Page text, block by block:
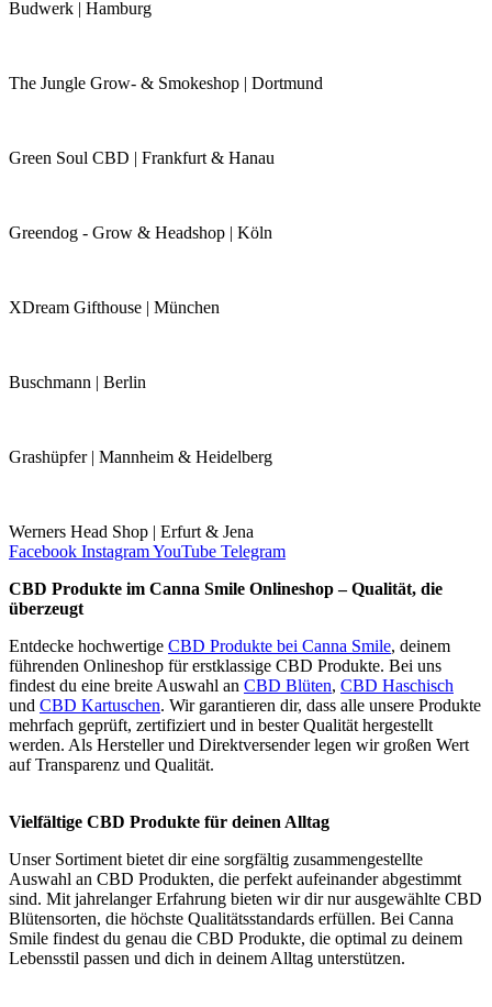
Budwerk | Hamburg
The Jungle Grow- & Smokeshop | Dortmund
Green Soul CBD | Frankfurt & Hanau
Greendog - Grow & Headshop | Köln
XDream Gifthouse | München
Buschmann | Berlin
Grashüpfer | Mannheim & Heidelberg
Werners Head Shop | Erfurt & Jena
Facebook InstagramYouTube Telegram
CBD Produkte im Canna Smile Onlineshop – Qualität, die
überzeugt
Entdecke hochwertige CBD Produkte bei Canna Smile, deinem
führenden Onlineshop für erstklassige CBD Produkte. Bei uns
findest du eine breite Auswahl an CBD Blüten, CBD Haschisch
und CBD Kartuschen. Wir garantieren dir, dass alle unsere Produkte
mehrfach geprüft, zertifiziert und in bester Qualität hergestellt
werden. Als Hersteller und Direktversender legen wir großen Wert
auf Transparenz und Qualität.
Vielfältige CBD Produkte für deinen Alltag
Unser Sortiment bietet dir eine sorgfältig zusammengestellte
Auswahl an CBD Produkten, die perfekt aufeinander abgestimmt
sind. Mit jahrelanger Erfahrung bieten wir dir nur ausgewählte CBD
Blütensorten, die höchste Qualitätsstandards erfüllen. Bei Canna
Smile findest du genau die CBD Produkte, die optimal zu deinem
Lebensstil passen und dich in deinem Alltag unterstützen.